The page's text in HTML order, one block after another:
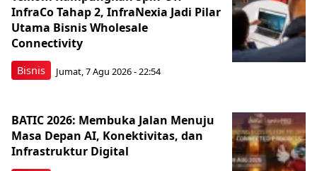
Bisnis
InfraCo Tahap 2, InfraNexia Jadi Pilar
Utama Bisnis Wholesale
Connectivity
Jumat, 7 Agu 2026 - 22:54
BATIC 2026: Membuka Jalan Menuju
Masa Depan AI, Konektivitas, dan
Infrastruktur Digital